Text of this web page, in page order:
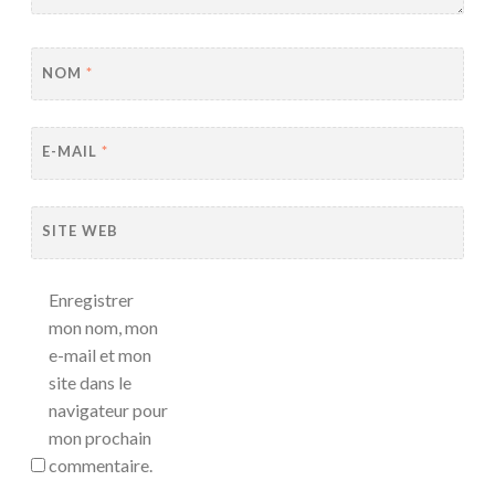
NOM *
E-MAIL *
SITE WEB
Enregistrer
mon nom, mon
e-mail et mon
site dans le
navigateur pour
mon prochain
commentaire.